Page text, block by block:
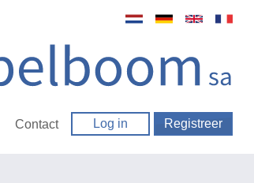
Contact Log in Registreer